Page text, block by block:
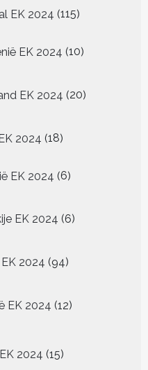
EK 2024 115115
EK 2024 1010
EK 2024 20
producten
2024 1818
EK 2024 66
EK 2024 6
producten
2024 9494
EK 2024 12
producten
2024 15
producten